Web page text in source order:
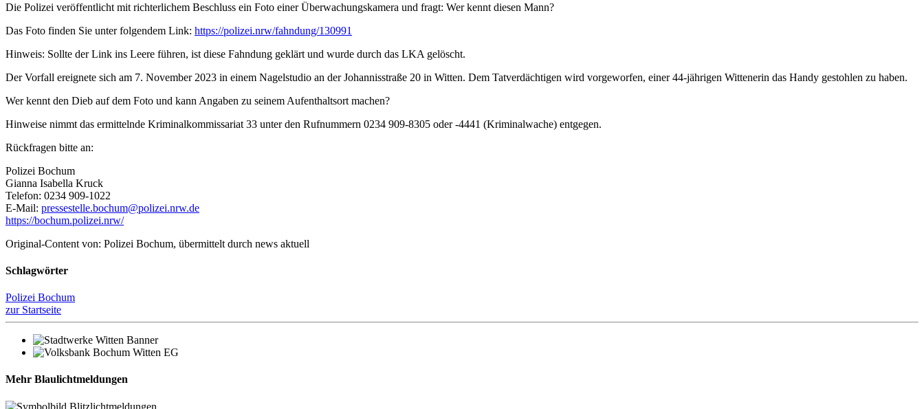
Die Polizei veröffentlicht mit richterlichem Beschluss ein Foto einer Überwachungskamera und fragt: Wer kennt diesen Mann?
Das Foto finden Sie unter folgendem Link: https://polizei.nrw/fahndung/130991
Hinweis: Sollte der Link ins Leere führen, ist diese Fahndung geklärt und wurde durch das LKA gelöscht.
Der Vorfall ereignete sich am 7. November 2023 in einem Nagelstudio an der Johannisstraße 20 in Witten. Dem Tatverdächtigen wird vorgeworfen, einer 44-jährigen Wittenerin das Handy gestohlen zu haben.
Wer kennt den Dieb auf dem Foto und kann Angaben zu seinem Aufenthaltsort machen?
Hinweise nimmt das ermittelnde Kriminalkommissariat 33 unter den Rufnummern 0234 909-8305 oder -4441 (Kriminalwache) entgegen.
Rückfragen bitte an:
Polizei Bochum
Gianna Isabella Kruck
Telefon: 0234 909-1022
E-Mail: pressestelle.bochum@polizei.nrw.de
https://bochum.polizei.nrw/
Original-Content von: Polizei Bochum, übermittelt durch news aktuell
Schlagwörter
Polizei Bochum
zur Startseite
Mehr Blaulichtmeldungen